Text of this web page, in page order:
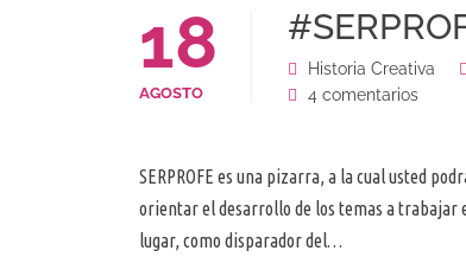
18
AGOSTO
Historia Creativa
4 comentarios
SERPROFE es una pizarra, a la cual usted
orientar el desarrollo de los temas a trabajar
lugar, como disparador del…